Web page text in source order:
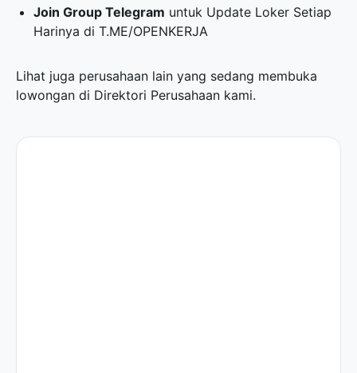
Join Group Telegram untuk Update Loker Setiap
Harinya diT.ME/OPENKERJA
Lihat juga perusahaan lain yang sedang membuka
lowongan di Direktori Perusahaan kami.